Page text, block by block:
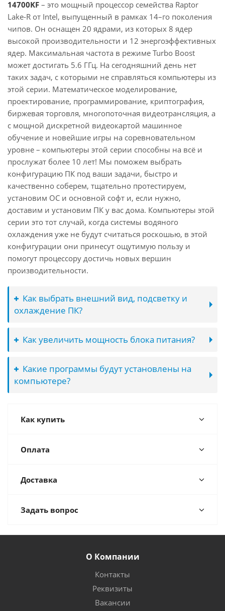
14700KF – это мощный процессор семейства Raptor
Lake-R от Intel, выпущенный в рамках 14–го поколения
чипов. Он оснащен 20 ядрами, из которых 8 ядер
высокой производительности и 12 энергоэффективных
ядер. Максимальная частота в режиме Turbo Boost
может достигать 5.6 ГГц. На сегодняшний день нет
таких задач, с которыми не справляться компьютеры из
этой серии. Математическое моделирование,
проектирование, программирование, криптография,
биржевая торговля, многопоточная видеотрансляция, а
с мощной дискретной видеокартой машинное
обучение и новейшие игры на соревновательном
уровне – компьютеры этой серии способны на всё и
прослужат более 10 лет! Мы поможем выбрать
конфигурацию ПК под ваши задачи, быстро и
качественно соберем, тщательно протестируем,
установим ОС и основной софт и, если нужно,
доставим и установим ПК у вас дома. Компьютеры этой
серии это тот случай, когда системы водяного
охлаждения уже не будут считаться роскошью, в этой
конфигурации они принесут ощутимую пользу и
помогут процессору достичь новых вершин
производительности.
Как выбрать внешний вид, подсветку и
охлаждение ПК?
Как увеличить мощность блока питания?
Какие программы будут установлены на
компьютере?
Как купить
Оплата
Доставка
Задать вопрос
О Компании
Контакты
Реквизиты
Вакансии